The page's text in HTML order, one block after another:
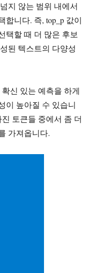
지 않는 범위 내에서
합니다. 즉, top_p 값이
택할 때 더 많은 후보
된 텍스트의 다양성
신 있는 예측을 하게
이 높아질 수 있습니
토큰들 중에서 좀 더
가져옵니다.